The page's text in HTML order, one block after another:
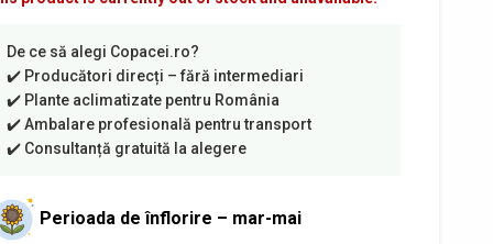
Perioada de înflorire – mar-mai